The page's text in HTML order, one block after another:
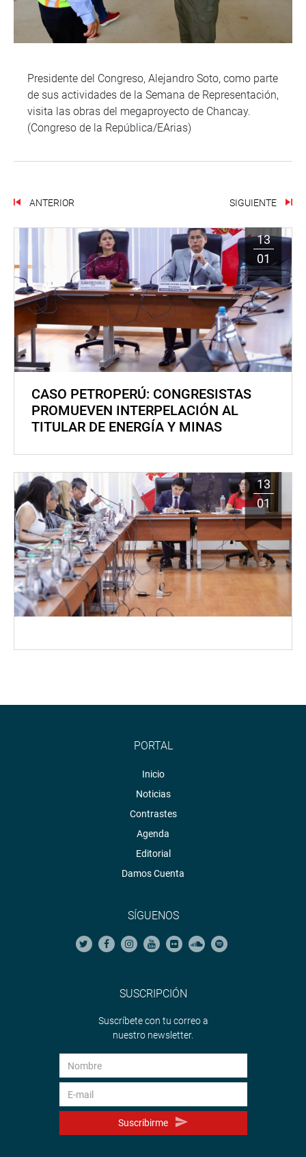
Presidente del Congreso, Alejandro Soto, como parte
de sus actividades de la Semana de Representación,
visita las obras del megaproyecto de Chancay.
(Congreso de la República/EArias)
ANTERIOR SIGUIENTE
13
01
CASO PETROPERÚ: CONGRESISTAS
PROMUEVEN INTERPELACIÓN AL
TITULAR DE ENERGÍA Y MINAS
13
01
PORTAL
Inicio
Noticias
Contrastes
Agenda
Editorial
Damos Cuenta
SÍGUENOS
SUSCRIPCIÓN
Suscríbete con tu correo a
nuestro newsletter.
Suscribirme